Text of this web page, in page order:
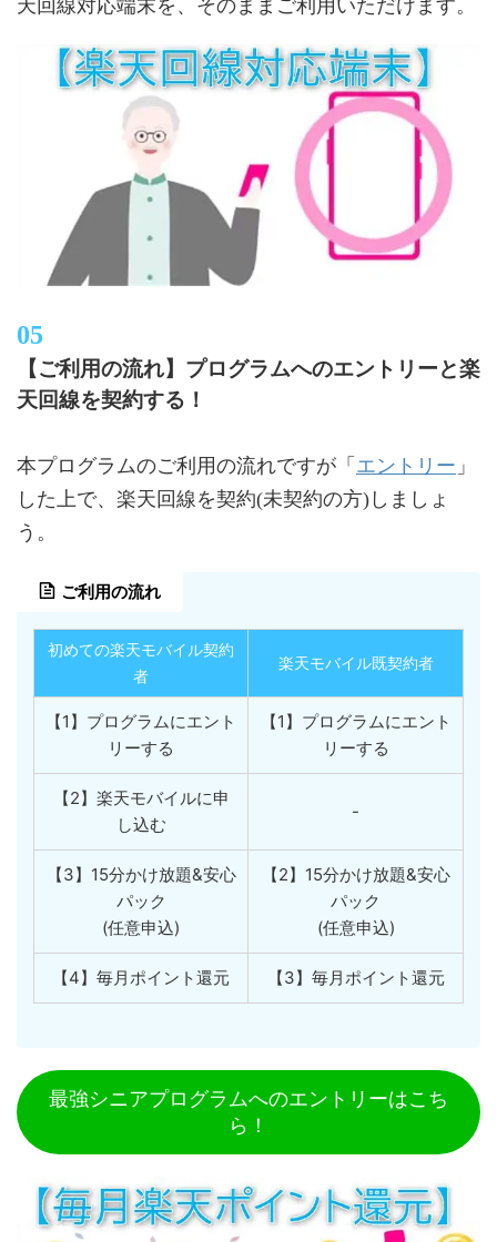
天回線対応端末を、そのままご利用いただけます。
【ご利用の流れ】プログラムへのエントリーと楽
天回線を契約する！
本プログラムのご利用の流れですが「 エントリー 」
した上で、楽天回線を契約(未契約の方)しましょ
う。
ご利用の流れ
初めての楽天モバイル契約
者
楽天モバイル既契約者
【1】プログラムにエント
リーする
【1】プログラムにエント
リーする
【2】楽天モバイルに申
し込む
-
【3】15分かけ放題&安心
パック
(任意申込)
【2】15分かけ放題&安心
パック
(任意申込)
【4】毎月ポイント還元 【3】毎月ポイント還元
最強シニアプログラムへのエントリーはこち
ら！